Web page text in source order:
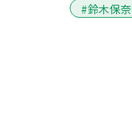
#鈴木保